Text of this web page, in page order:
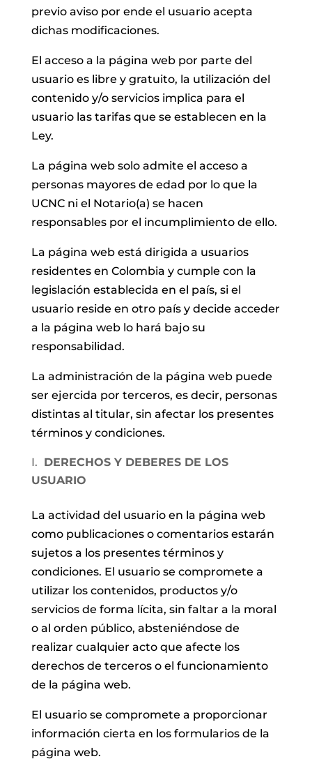
previo aviso por ende el usuario acepta
dichas modificaciones.
El acceso a la página web por parte del
usuario es libre y gratuito, la utilización del
contenido y/o servicios implica para el
usuario las tarifas que se establecen en la
Ley.
La página web solo admite el acceso a
personas mayores de edad por lo que la
UCNC ni el Notario(a) se hacen
responsables por el incumplimiento de ello.
La página web está dirigida a usuarios
residentes en Colombia y cumple con la
legislación establecida en el país, si el
usuario reside en otro país y decide acceder
a la página web lo hará bajo su
responsabilidad.
La administración de la página web puede
ser ejercida por terceros, es decir, personas
distintas al titular, sin afectar los presentes
términos y condiciones.
DERECHOS Y DEBERES DE LOS
USUARIO
La actividad del usuario en la página web
como publicaciones o comentarios estarán
sujetos a los presentes términos y
condiciones. El usuario se compromete a
utilizar los contenidos, productos y/o
servicios de forma lícita, sin faltar a la moral
o al orden público, absteniéndose de
realizar cualquier acto que afecte los
derechos de terceros o el funcionamiento
de la página web.
El usuario se compromete a proporcionar
información cierta en los formularios de la
página web.